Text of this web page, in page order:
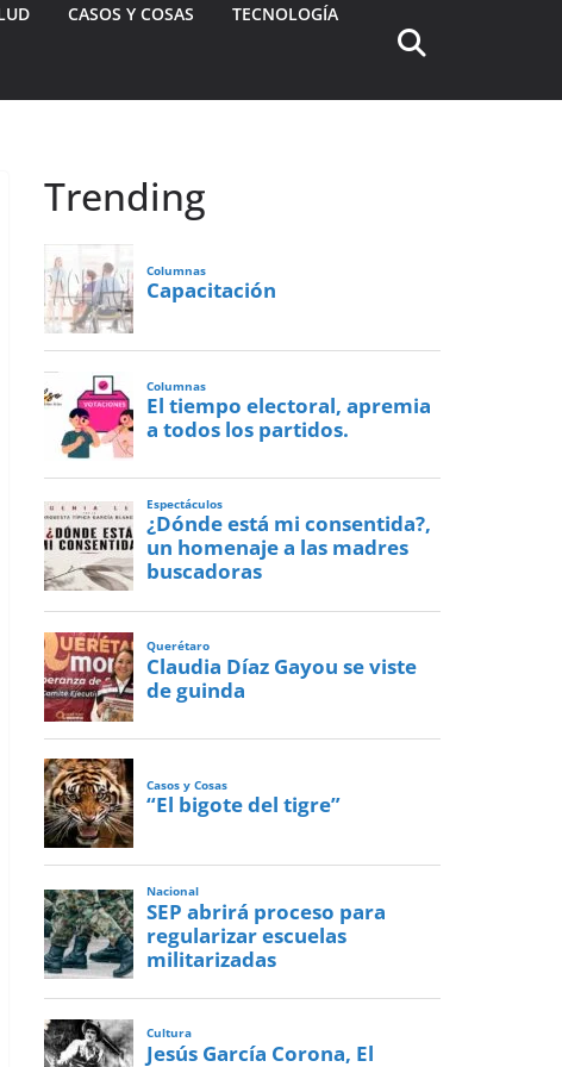
CASOS Y COSAS TECNOLOGÍA
Trending